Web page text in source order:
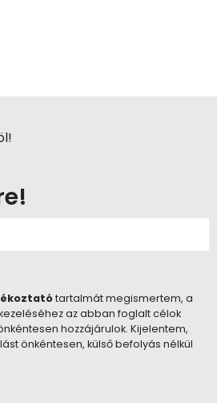
tartalmát megismertem, a
az abban foglalt célok
hozzájárulok. Kijelentem,
önkéntesen, külső befolyás nélkül